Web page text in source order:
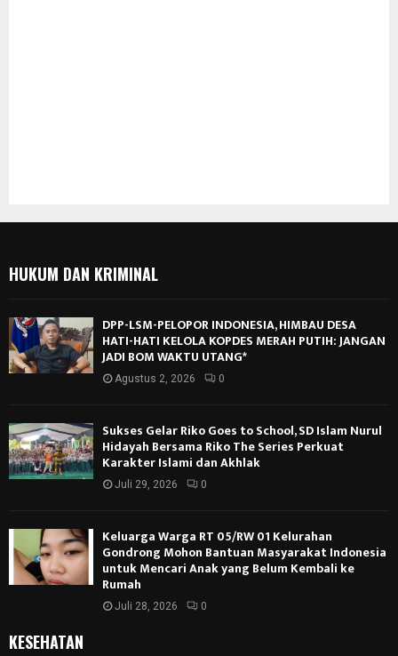
HUKUM DAN KRIMINAL
DPP-LSM-PELOPOR INDONESIA, HIMBAU DESA
HATI-HATI KELOLA KOPDES MERAH PUTIH: JANGAN
JADI BOM WAKTU UTANG*
Agustus 2, 2026 0
Sukses Gelar Riko Goes to School, SD Islam Nurul
Hidayah Bersama Riko The Series Perkuat
Karakter Islami dan Akhlak
Juli 29, 2026 0
Keluarga Warga RT 05/RW 01 Kelurahan
Gondrong Mohon Bantuan Masyarakat Indonesia
untuk Mencari Anak yang Belum Kembali ke
Rumah
Juli 28, 2026 0
KESEHATAN